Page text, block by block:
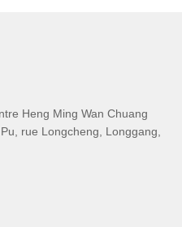
Heng Ming Wan Chuang
rue Longcheng, Longgang,